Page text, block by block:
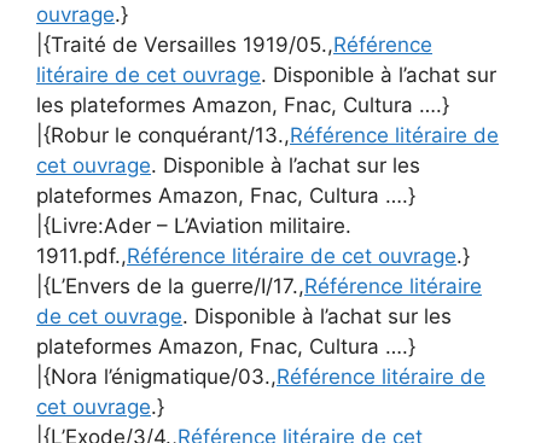
ouvrage.}
|{Traité de Versailles 1919/05.,Référence
litéraire de cet ouvrage. Disponible à l’achat sur
les plateformes Amazon, Fnac, Cultura ….}
|{Robur le conquérant/13.,Référence litéraire de
cet ouvrage. Disponible à l’achat sur les
plateformes Amazon, Fnac, Cultura ….}
|{Livre:Ader – L’Aviation militaire.
1911.pdf.,Référence litéraire de cet ouvrage.}
|{L’Envers de la guerre/I/17.,Référence litéraire
de cet ouvrage. Disponible à l’achat sur les
plateformes Amazon, Fnac, Cultura ….}
|{Nora l’énigmatique/03.,Référence litéraire de
cet ouvrage.}
|{L’Exode/3/4.,Référence litéraire de cet